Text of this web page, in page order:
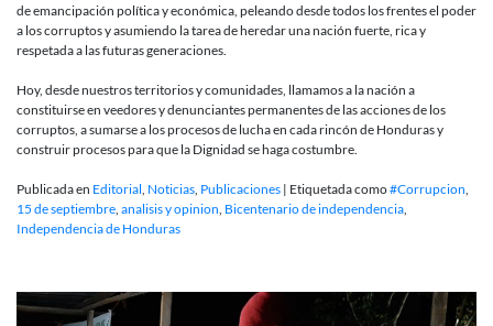
de emancipación política y económica, peleando desde todos los frentes el poder
a los corruptos y asumiendo la tarea de heredar una nación fuerte, rica y
respetada a las futuras generaciones.
Hoy, desde nuestros territorios y comunidades, llamamos a la nación a
constituirse en veedores y denunciantes permanentes de las acciones de los
corruptos, a sumarse a los procesos de lucha en cada rincón de Honduras y
construir procesos para que la Dignidad se haga costumbre.
Publicada en Editorial Noticias Publicaciones | Etiquetada como#Corrupcion
15 de septiembre analisis y opinion Bicentenario de independencia
Independencia de Honduras